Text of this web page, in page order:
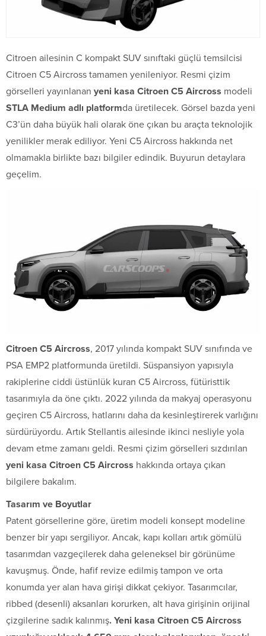
Citroen ailesinin C kompakt SUV sınıftaki güçlü temsilcisi
Citroen C5 Aircross tamamen yenileniyor. Resmi çizim
görselleri yayınlanan yeni kasa Citroen C5 Aircross modeli
STLA Medium adlı platformda üretilecek. Görsel bazda yeni
C3’ün daha büyük hali olarak öne çıkan bu araçta teknolojik
yenilikler merak ediliyor. Yeni C5 Aircross hakkında net
olmamakla birlikte bazı bilgiler edindik. Buyurun detaylara
geçelim.
Citroen C5 Aircross, 2017 yılında kompakt SUV sınıfında ve
PSA EMP2 platformunda üretildi. Süspansiyon yapısıyla
rakiplerine ciddi üstünlük kuran C5 Aircross, fütüristtik
tasarımıyla da öne çıktı. 2022 yılında da makyaj operasyonu
geçiren C5 Aircross, hatlarını daha da kesinleştirerek varlığını
sürdürüyordu. Artık Stellantis ailesinde ikinci nesliyle yola
devam etme zamanı geldi. Resmi çizim görselleri sızdırılan
yeni kasa Citroen C5 Aircross hakkında ortaya çıkan
bilgilere bakalım.
Tasarım ve Boyutlar
Patent görsellerine göre, üretim modeli konsept modeline
benzer bir yapı sergiliyor. Ancak, kapı kolları artık gömülü
tasarımdan vazgeçilerek daha geleneksel bir görünüme
kavuşmuş. Önde, hafif revize edilmiş tampon ve orta
konumda yer alan hava girişi dikkat çekiyor. Tasarımcılar,
ribbed (desenli) aksanları korurken, alt hava girişinin orijinal
çizgilerine sadık kalınmış. Yeni kasa Citroen C5 Aircross